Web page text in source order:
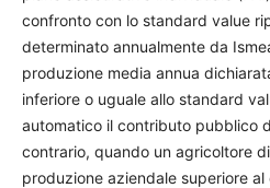
confronto con lo standard value
determinato annualmente da
produzione media annua
inferiore o uguale allo standard
automatico il contributo pubblico
contrario, quando un agricoltore
produzione aziendale superiore